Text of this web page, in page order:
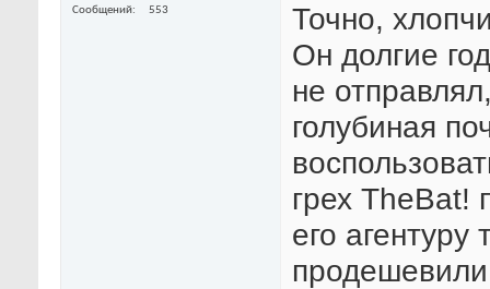
Сообщений
553
Точно,
Он долгие
не
голубиная
грех TheBat!
его